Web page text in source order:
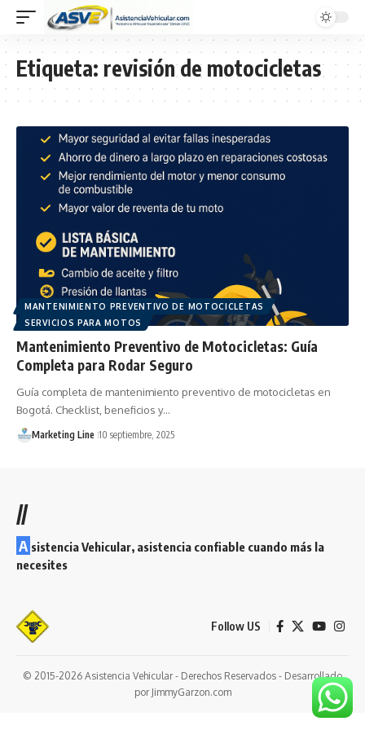
Etiqueta:revisión de motocicletas
MANTENIMIENTO PREVENTIVO DE MOTOCICLETAS
SERVICIOS PARA MOTOS
Mantenimiento Preventivo de Motocicletas: Guía
Completa para Rodar Seguro
Guía completa de mantenimiento preventivo de motocicletas en
Bogotá. Checklist, beneficios y…
Marketing Line 10 septiembre, 2025
//
A sistencia Vehicular, asistencia confiable cuando más la
necesites
Follow US
© 2015-2026 Asistencia Vehicular - Derechos Reservados - Desarrollado
por JimmyGarzon.com